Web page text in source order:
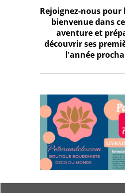
Rejoignez-nous
bienvenue dans
aventure et
découvrir ses
l'année